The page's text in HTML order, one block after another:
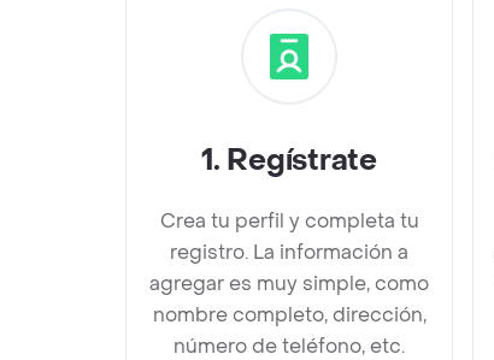
1. Regístrate
Crea tu perfil y completa tu
registro. La información a
agregar es muy simple, como
nombre completo, dirección,
número de teléfono, etc.